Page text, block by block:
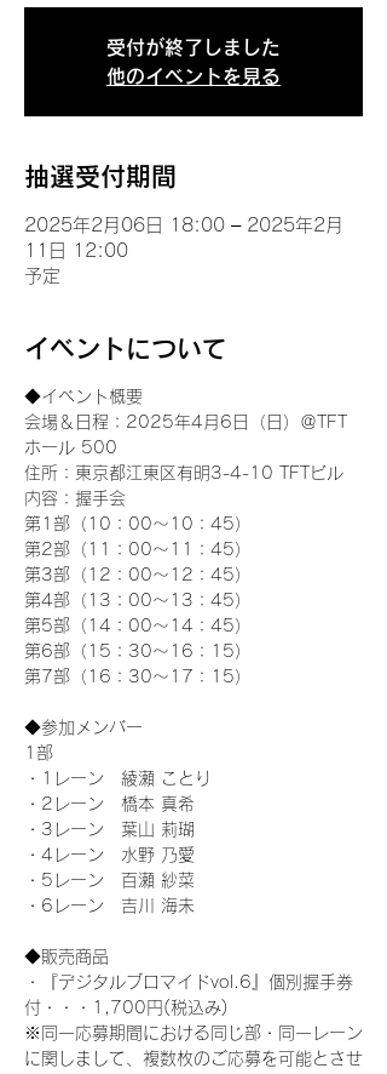
受付が終了しました
他のイベントを見る
抽選受付期間
2025年2月06日 18:00 – 2025年2月
11日 12:00
予定
イベントについて
◆イベント概要
会場＆日程：2025年4月6日（日）＠TFT
ホール 500
住所：東京都江東区有明3-4-10 TFTビル
内容：握手会
第1部（10：00～10：45）
第2部（11：00～11：45）
第3部（12：00～12：45）
第4部（13：00～13：45）
第5部（14：00～14：45）
第6部（15：30～16：15）
第7部（16：30～17：15）
◆参加メンバー
1部
・1レーン　綾瀬 ことり
・2レーン　橋本 真希
・3レーン　葉山 莉瑚
・4レーン　水野 乃愛
・5レーン　百瀬 紗菜
・6レーン　吉川 海未
◆販売商品
・『デジタルブロマイドvol.6』個別握手券
付・・・1,700円(税込み)
※同一応募期間における同じ部・同一レーン
に関しまして、複数枚のご応募を可能とさせ